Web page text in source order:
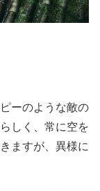
ーのような敵の
しく、常に空を
ますが、異様に